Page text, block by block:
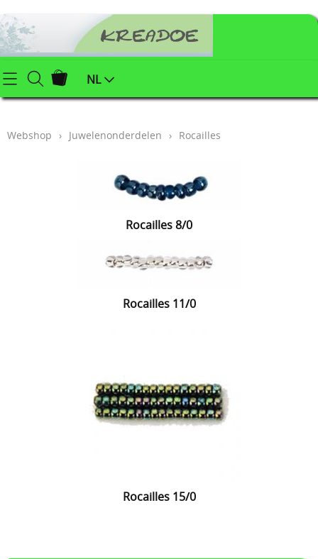
Startpagina
Klei (keramiek) benodigdheden
Afgewerkte juwelen
Powertex (textielverharder)
NL
Webshop › Juwelenonderdelen › Rocailles
Rocailles 8/0
Rocailles 11/0
Rocailles 15/0